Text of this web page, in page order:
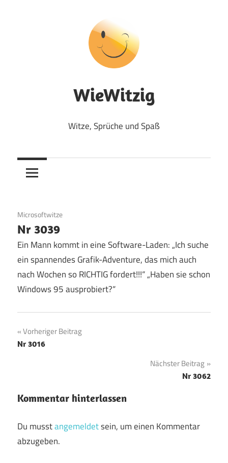
WieWitzig
Witze, Sprüche und Spaß
12. September 2017
Microsoftwitze
Nr 3039
Ein Mann kommt in eine Software-Laden: „Ich suche
ein spannendes Grafik-Adventure, das mich auch
nach Wochen so RICHTIG fordert!!!“ „Haben sie schon
Windows 95 ausprobiert?“
Beitragsnavigation
Vorheriger Beitrag
Nr 3016
Nächster Beitrag
Nr 3062
Kommentar hinterlassen
Du musstangemeldetsein, um einen Kommentar
abzugeben.